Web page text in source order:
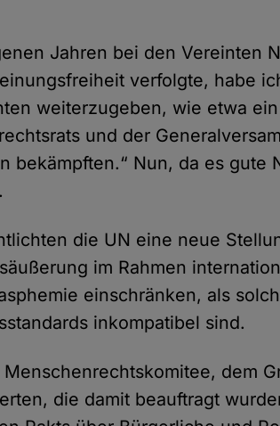
Jahren bei den Vereinten
verfolgte, habe
weiterzugeben, wie etwa
und der
bekämpften.“ Nun, da es gute
die UN eine neue
im Rahmen
einschränken, als
inkompatibel sind.
dem
die damit beauftragt